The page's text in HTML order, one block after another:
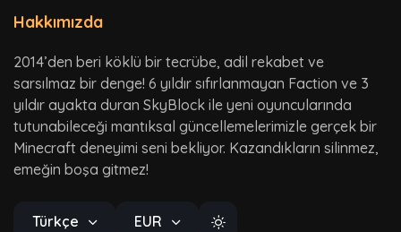
Hakkımızda
2014’den beri köklü bir tecrübe, adil rekabet ve
sarsılmaz bir denge! 6 yıldır sıfırlanmayan Faction ve 3
yıldır ayakta duran SkyBlock ile yeni oyuncularında
tutunabileceği mantıksal güncellemelerimizle gerçek bir
Minecraft deneyimi seni bekliyor. Kazandıkların silinmez,
emeğin boşa gitmez!
Türkçe EUR